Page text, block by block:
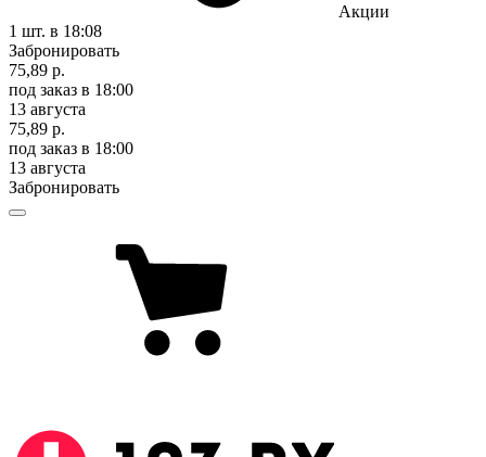
Акции
1 шт. в 18:08
Забронировать
75,89 р.
под заказ в 18:00
13 августа
75,89 р.
под заказ в 18:00
13 августа
Забронировать